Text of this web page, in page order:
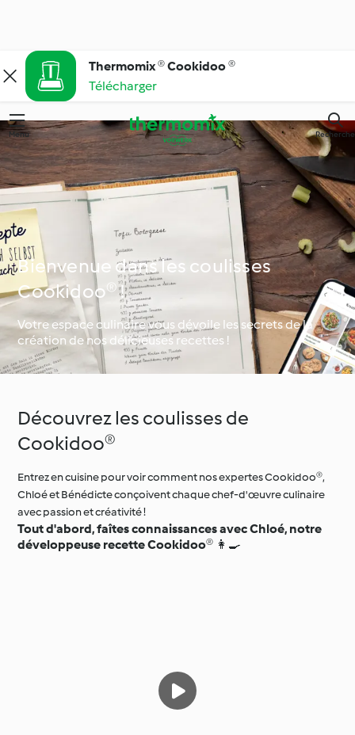
Thermomix ® Cookidoo ®
Télécharger
Menu Recherche
Bienvenue dans les coulisses
Cookidoo® !
Votre espace culinaire vous dévoile les secrets de la
création de nos délicieuses recettes !
Découvrez les coulisses de
Cookidoo®
Entrez en cuisine pour voir comment nos expertes Cookidoo®,
Chloé et Bénédicte conçoivent chaque chef-d'œuvre culinaire
avec passion et créativité !
Tout d'abord, faîtes connaissances avec Chloé, notre
développeuse recette Cookidoo® 👩‍🍳